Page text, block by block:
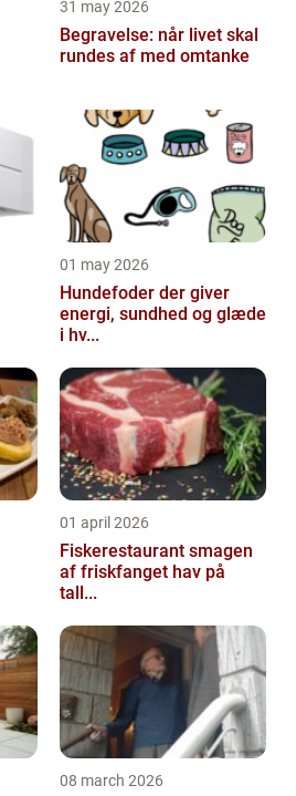
31 may 2026
Begravelse: når livet skal
rundes af med omtanke
01 may 2026
Hundefoder der giver
energi, sundhed og glæde
i hv...
01 april 2026
Fiskerestaurant smagen
af friskfanget hav på
tall...
08 march 2026